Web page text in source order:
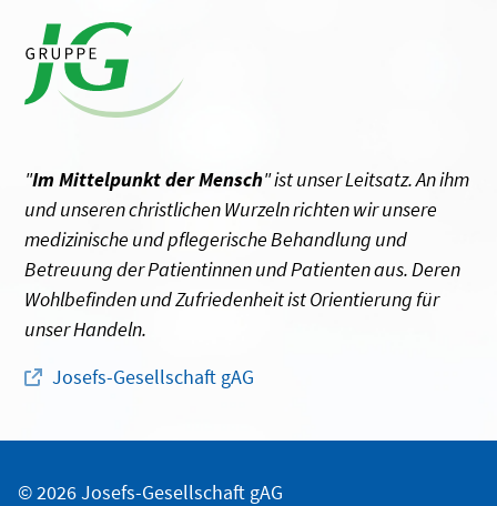
"Im Mittelpunkt der Mensch" ist unser Leitsatz. An ihm
und unseren christlichen Wurzeln richten wir unsere
medizinische und pflegerische Behandlung und
Betreuung der Patientinnen und Patienten aus. Deren
Wohlbefinden und Zufriedenheit ist Orientierung für
unser Handeln.
Josefs-Gesellschaft gAG
© 2026 Josefs-Gesellschaft gAG